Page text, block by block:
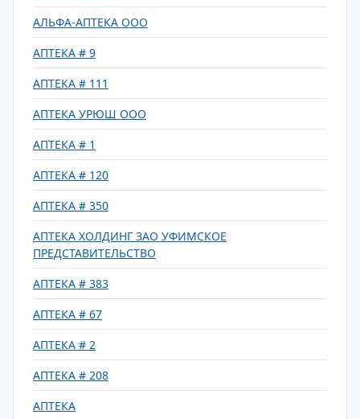
АЛЬФА-АПТЕКА ООО
АПТЕКА # 9
АПТЕКА # 111
АПТЕКА УРЮШ ООО
АПТЕКА # 1
АПТЕКА # 120
АПТЕКА # 350
АПТЕКА ХОЛДИНГ ЗАО УФИМСКОЕ
ПРЕДСТАВИТЕЛЬСТВО
АПТЕКА # 383
АПТЕКА # 67
АПТЕКА # 2
АПТЕКА # 208
АПТЕКА